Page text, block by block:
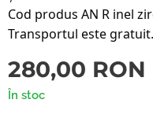
Cod produs AN R inel
Transportul este gratuit.
280,00 RON
În stoc